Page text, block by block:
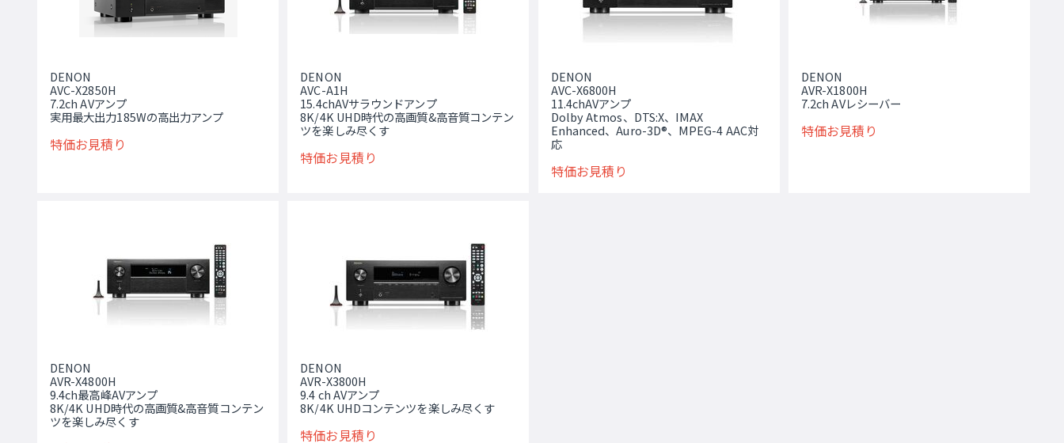
DENON
AVC-X2850H
7.2ch AVアンプ
実用最大出力185Wの高出力アンプ
特価お見積り
DENON
AVC-A1H
15.4chAVサラウンドアンプ
8K/4K UHD時代の高画質&高音質コンテン
ツを楽しみ尽くす
特価お見積り
DENON
AVC-X6800H
11.4chAVアンプ
Dolby Atmos、DTS:X、IMAX
Enhanced、Auro-3D®、MPEG-4 AAC対
応
特価お見積り
DENON
AVR-X1800H
7.2ch AVレシーバー
特価お見積り
DENON
AVR-X4800H
9.4ch最高峰AVアンプ
8K/4K UHD時代の高画質&高音質コンテン
ツを楽しみ尽くす
DENON
AVR-X3800H
9.4 ch AVアンプ
8K/4K UHDコンテンツを楽しみ尽くす
特価お見積り